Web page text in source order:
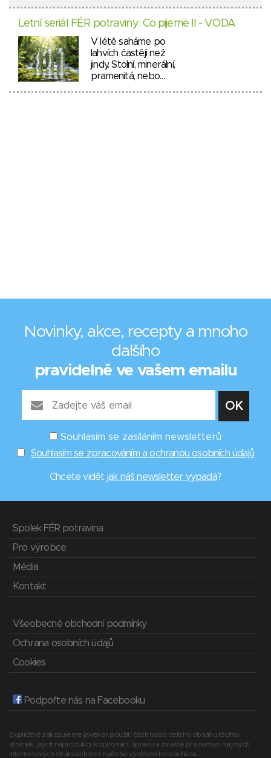
Letní seriál FÉR potraviny: Co pijeme II - VODA
V létě saháme po
lahvích častěji než
jindy. Stolní, minerální,
pramenitá, nebo…
Novinky, akce, recepty a mnoho
dalšího
pravidelně ve vašem emailu
Souhlasím se zasíláním newsletterů
Souhlasím se zpracováním a ochranou osobních údajů
Chcete vidět jak náš newsletter vypadá?
Spolek FÉR potravina
Pro výrobce
Média
Kontakt
Všeobecné obchodní podmínky
Ochrana osobních údajů
Cookies
Podpořte nás na Facebooku
Explicitně zakazujeme jakékoli použití části nebo celého obsahu těchto
stránek, jejich reprodukci, kopírování, úpravu a zvláště prezentaci na jiných
internetových stránkách bez našeho výslovného souhlasu.